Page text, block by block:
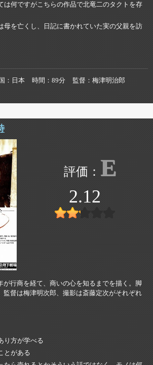
は何ですがこちらの作品で北竜二のタクトを存
母を亡くし、日記に書かれていた実の父親を訪
日本 時間 89分 監督
梅津明治郎
E
2.12
が行商を経て、商いの心を知るまでを描く。脚
監督は梅津明次郎、撮影は斎藤定次がそれぞれ
り方が学べる
とがある